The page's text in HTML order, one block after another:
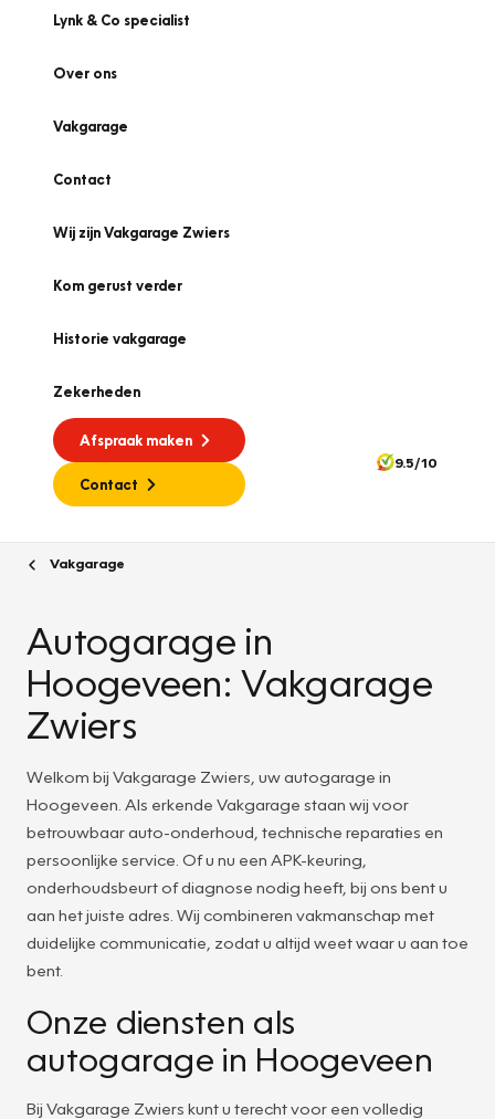
Lynk & Co specialist
Over ons
Vakgarage
Contact
Wij zijn Vakgarage Zwiers
Kom gerust verder
Historie vakgarage
Zekerheden
Afspraak maken
Contact
9.5/10
Vakgarage
Autogarage in
Hoogeveen: Vakgarage
Zwiers
Welkom bij Vakgarage Zwiers, uw autogarage in
Hoogeveen. Als erkende Vakgarage staan wij voor
betrouwbaar auto-onderhoud, technische reparaties en
persoonlijke service. Of u nu een APK-keuring,
onderhoudsbeurt of diagnose nodig heeft, bij ons bent u
aan het juiste adres. Wij combineren vakmanschap met
duidelijke communicatie, zodat u altijd weet waar u aan toe
bent.
Onze diensten als
autogarage in Hoogeveen
Bij Vakgarage Zwiers kunt u terecht voor een volledig